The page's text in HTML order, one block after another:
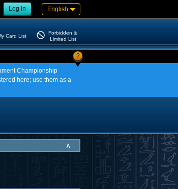
Log in English
Card List
Forbidden &
Limited List
?
Championship
here; use them as a
∧